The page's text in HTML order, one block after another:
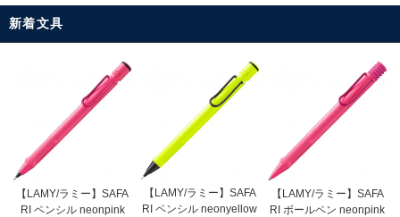
新着文具
【LAMY/ラミー】SAFA
RI ペンシル neonpink
【LAMY/ラミー】SAFA
RI ペンシル neonyellow
【LAMY/ラミー】SAFA
RI ボールペン neonpink